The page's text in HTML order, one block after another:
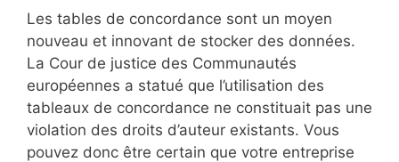
Les tables de concordance sont un moyen
nouveau et innovant de stocker des données.
La Cour de justice des Communautés
européennes a statué que l’utilisation des
tableaux de concordance ne constituait pas une
violation des droits d’auteur existants. Vous
pouvez donc être certain que votre entreprise